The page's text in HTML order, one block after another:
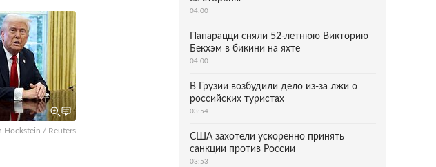
Hockstein / Reuters
04:00
Папарацци сняли 52-летнюю Викторию
Бекхэм в бикини на яхте
04:00
В Грузии возбудили дело из-за лжи о
российских туристах
03:54
США захотели ускоренно принять
санкции против России
03:53